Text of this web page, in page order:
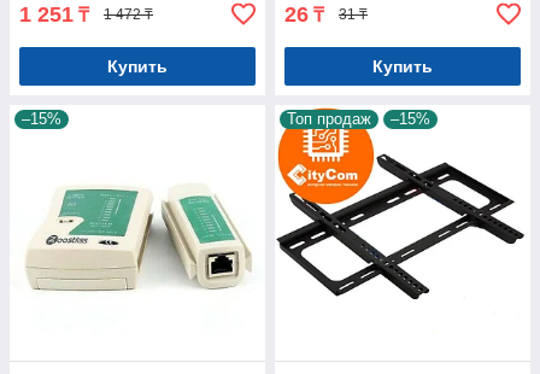
1 251 ₸ 1 472 ₸
Купить
26 ₸ 31 ₸
Купить
–15% Топ продаж –15%